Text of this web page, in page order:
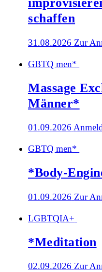
schaffen
31.08.2026 Zur
GBTQ men*
Massage
Männer*
01.09.2026
GBTQ men*
*Body-
01.09.2026 Zur
LGBTQIA+
*Meditation
02.09.2026 Zur